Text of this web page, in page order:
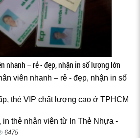
nhanh – rẻ - đẹp, nhận in số lượng lớn
viên nhanh – rẻ - đẹp, nhận in số
thẻ VIP chất lượng cao ở TPHCM
in thẻ nhân viên từ In Thẻ Nhựa -
6475